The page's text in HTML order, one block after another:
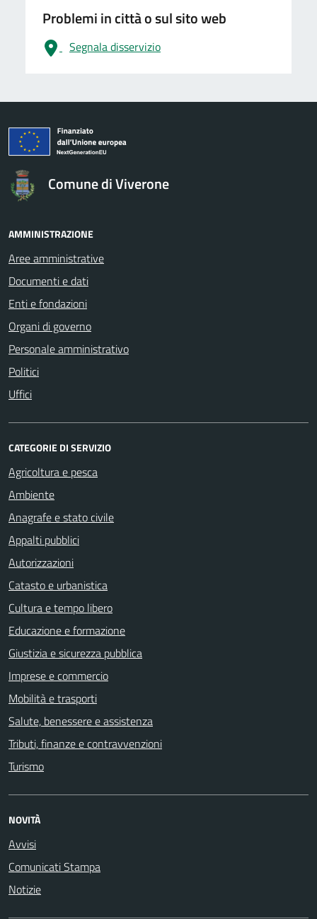
Problemi in città o sul sito web
Segnala disservizio
logo Unione Europea
Comune di Viverone
AMMINISTRAZIONE
Aree amministrative
Documenti e dati
Enti e fondazioni
Organi di governo
Personale amministrativo
Politici
Uffici
CATEGORIE DI SERVIZIO
Agricoltura e pesca
Ambiente
Anagrafe e stato civile
Appalti pubblici
Autorizzazioni
Catasto e urbanistica
Cultura e tempo libero
Educazione e formazione
Giustizia e sicurezza pubblica
Imprese e commercio
Mobilità e trasporti
Salute, benessere e assistenza
Tributi, finanze e contravvenzioni
Turismo
NOVITÀ
Avvisi
Comunicati Stampa
Notizie